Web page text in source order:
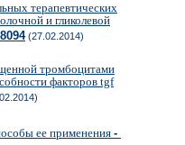
терапевтических
и гликолевой
(27.02.2014)
тромбоцитами
факторов tgf
ее применения-